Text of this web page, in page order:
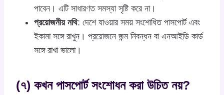
পাবেন। এটি সাধারণত সমস্যা সৃষ্টি করে না।
প্রয়োজনীয় নথি: দেশে যাওয়ার সময় সংশোধিত পাসপোর্ট এবং
ইকামা সঙ্গে রাখুন। প্রয়োজনে জন্ম নিবন্ধন বা এনআইডি কার্ড
সঙ্গে রাখা ভালো।
(৭) কখন পাসপোর্ট সংশোধন করা উচিত নয়?